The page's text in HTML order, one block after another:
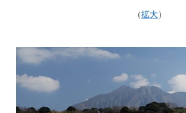
（拡大）